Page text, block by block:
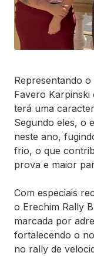
Representando
Favero Karpinski
terá uma
Segundo eles, o
neste ano,
frio, o que
prova e maior
Com especiais
o Erechim Rally
marcada por
fortalecendo o
no rally de